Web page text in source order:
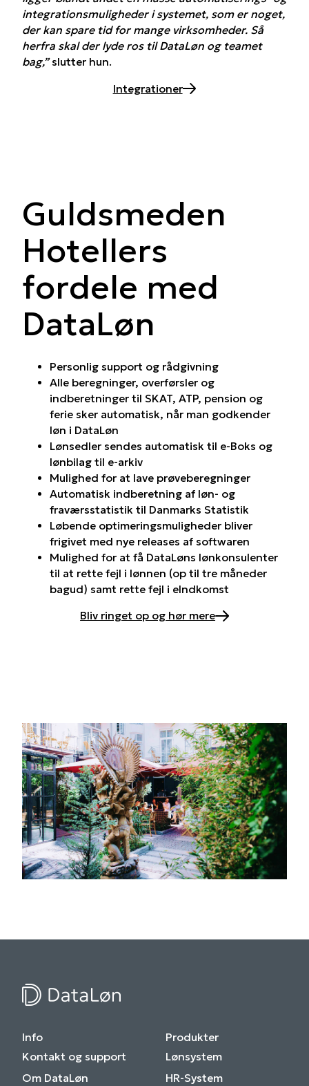
integrationsmuligheder i systemet, som er noget,
der kan spare tid for mange virksomheder. Så
herfra skal der lyde ros til DataLøn og teamet
bag,”slutter hun.
Integrationer
Guldsmeden
Hotellers
fordele med
DataLøn
Personlig support og rådgivning
Alle beregninger, overførsler og
indberetninger til SKAT, ATP, pension og
ferie sker automatisk, når man godkender
løn i DataLøn
Lønsedler sendes automatisk til e-Boks og
lønbilag til e-arkiv
Mulighed for at lave prøveberegninger
Automatisk indberetning af løn- og
fraværsstatistik til Danmarks Statistik
Løbende optimeringsmuligheder bliver
frigivet med nye releases af softwaren
Mulighed for at få DataLøns lønkonsulenter
til at rette fejl i lønnen (op til tre måneder
bagud) samt rette fejl i eIndkomst
Bliv ringet op og hør mere
Info
Kontakt og support
Om DataLøn
Produkter
Lønsystem
HR-System